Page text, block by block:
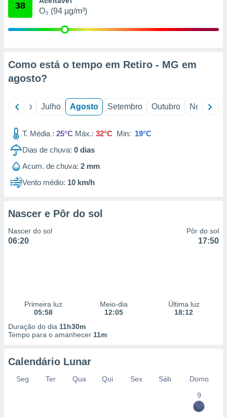
de
1199
38
O₃ (94 µg/m³)
Como está o tempo em Retiro - MG em
agosto?
Junho Julho Agosto Setembro Outubro Novembro
T. Média : 25°C Máx.: 32°C Min: 19°C
Dias de chuva: 0 dias
Acum. de chuva: 2 mm
Vento médio: 10 km/h
Nascer e Pôr do sol
Nascer do sol
06:20
Pôr do sol
17:50
Primeira luz
05:58
Meio-dia
12:05
Última luz
18:12
Duração do dia 11h30m
Tempo para o amanhecer 11m
Calendário Lunar
Seg Ter Qua Qui Sex Sáb
Domo
9